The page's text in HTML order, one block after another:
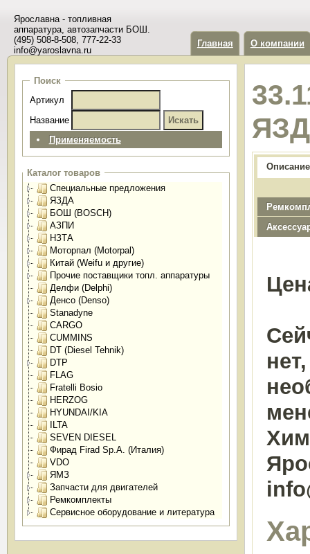
Ярославна - топливная
аппаратура, автозапчасти БОШ.
(495) 508-8-508, 777-22-33
info@yaroslavna.ru
Главная О компании
Поиск
Артикул
Название
Применяемость
Каталог товаров
Специальные предложения
ЯЗДА
БОШ (BOSCH)
АЗПИ
НЗТА
Моторпал (Motorpal)
Китай (Weifu и другие)
Прочие поставщики топл. аппаратуры
Делфи (Delphi)
Денсо (Denso)
Stanadyne
CARGO
CUMMINS
DT (Diesel Tehnik)
DTP
FLAG
Fratelli Bosio
HERZOG
HYUNDAI/KIA
ILTA
SEVEN DIESEL
Фирад Firad Sp.A. (Италия)
VDO
ЯМЗ
Запчасти для двигателей
Ремкомплекты
Сервисное оборудование и литература
Описание